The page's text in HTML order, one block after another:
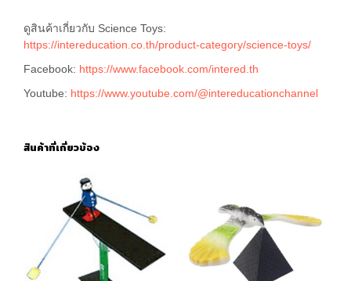
ดูสินค้าเกี่ยวกับ Science Toys:
https://intereducation.co.th/product-category/science-toys/
Facebook: https://www.facebook.com/intered.th
Youtube: https://www.youtube.com/@intereducationchannel
สินค้าที่เกี่ยวข้อง